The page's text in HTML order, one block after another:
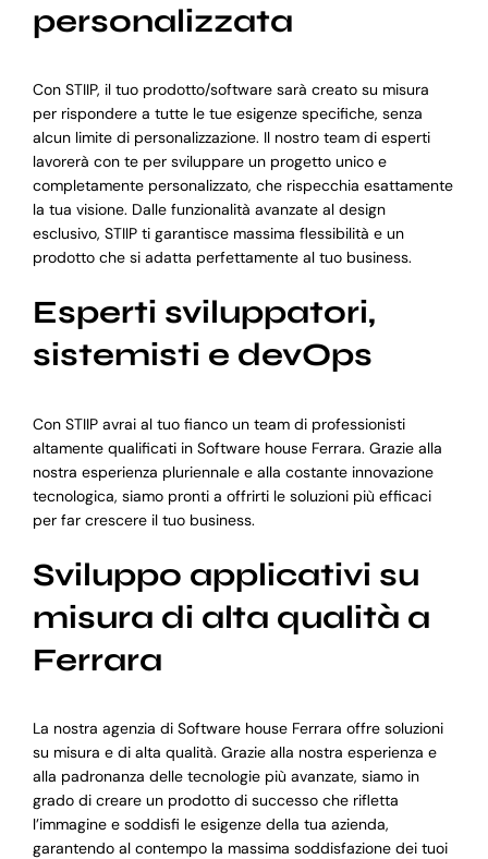
personalizzata
Con STIIP, il tuo prodotto/software sarà creato su misura
per rispondere a tutte le tue esigenze specifiche, senza
alcun limite di personalizzazione. Il nostro team di esperti
lavorerà con te per sviluppare un progetto unico e
completamente personalizzato, che rispecchia esattamente
la tua visione. Dalle funzionalità avanzate al design
esclusivo, STIIP ti garantisce massima flessibilità e un
prodotto che si adatta perfettamente al tuo business.
Esperti sviluppatori,
sistemisti e devOps
Con STIIP avrai al tuo fianco un team di professionisti
altamente qualificati in Software house Ferrara. Grazie alla
nostra esperienza pluriennale e alla costante innovazione
tecnologica, siamo pronti a offrirti le soluzioni più efficaci
per far crescere il tuo business.
Sviluppo applicativi su
misura di alta qualità a
Ferrara
La nostra agenzia di Software house Ferrara offre soluzioni
su misura e di alta qualità. Grazie alla nostra esperienza e
alla padronanza delle tecnologie più avanzate, siamo in
grado di creare un prodotto di successo che rifletta
l’immagine e soddisfi le esigenze della tua azienda,
garantendo al contempo la massima soddisfazione dei tuoi